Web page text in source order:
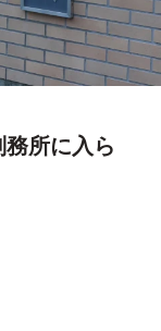
所に入ら